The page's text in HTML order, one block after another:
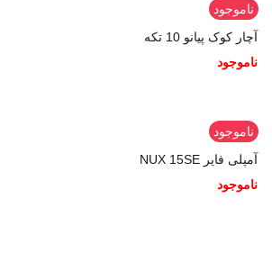
ناموجود
آچار کوک پیانو 10 تکه
ناموجود
ناموجود
آمپلی فایر NUX 15SE
ناموجود